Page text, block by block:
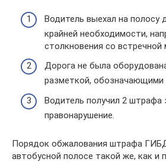
Водитель выехал на полосу
крайней необходимости,
столкновения со встречной
Дорога не была
разметкой, обозначающими
Водитель получил 2 штрафа
правонарушение.
Порядок обжалования штрафа
автобусной полосе такой же, как и